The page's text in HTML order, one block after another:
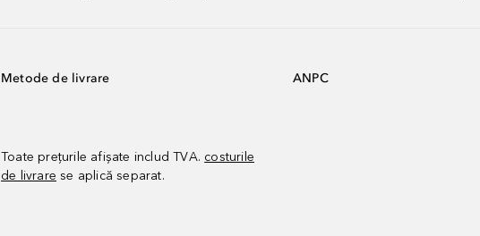
Metode de livrare
Toate prețurile afișate includ TVA. costurile
de livrare se aplică separat.
ANPC